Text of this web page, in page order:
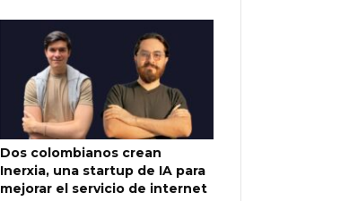
Dos colombianos crean
Inerxia, una startup de IA para
mejorar el servicio de internet